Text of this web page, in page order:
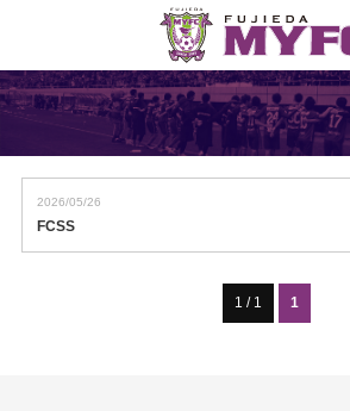
2026/05/26
FCSS
1 / 1 1